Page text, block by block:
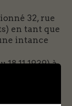
32, rue
en tant que
intance
à
jusqu’au
à laquelle il